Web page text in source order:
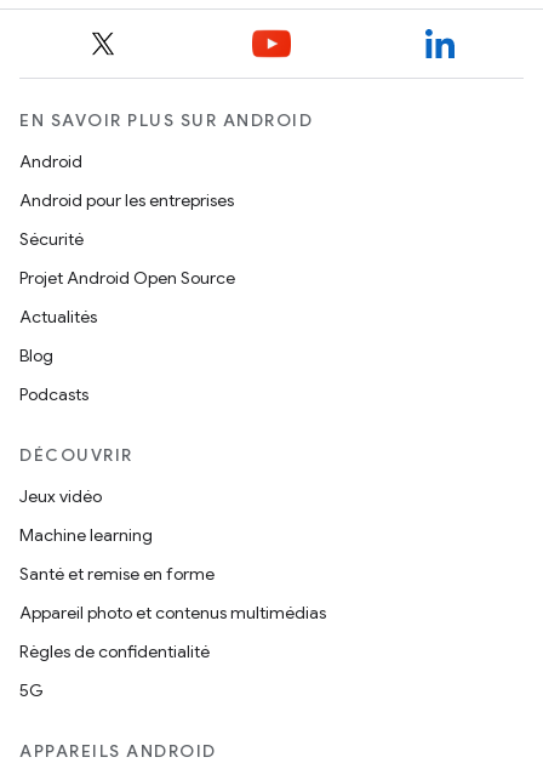
EN SAVOIR PLUS SUR ANDROID
Android
Android pour les entreprises
Sécurité
Projet Android Open Source
Actualités
Blog
Podcasts
DÉCOUVRIR
Jeux vidéo
Machine learning
Santé et remise en forme
Appareil photo et contenus multimédias
Règles de confidentialité
5G
APPAREILS ANDROID